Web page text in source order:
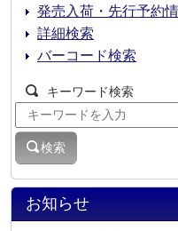
お知らせ
発売入荷・先行予約
詳細検索
バーコード検索
キーワード検索
検索